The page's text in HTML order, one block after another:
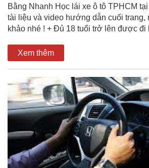
Bằng Nhanh Học lái xe ô tô TPHCM
tài liệu và video hướng dẫn cuối trang,
khảo nhé ! + Đủ 18 tuổi trở lên được
Xem thêm